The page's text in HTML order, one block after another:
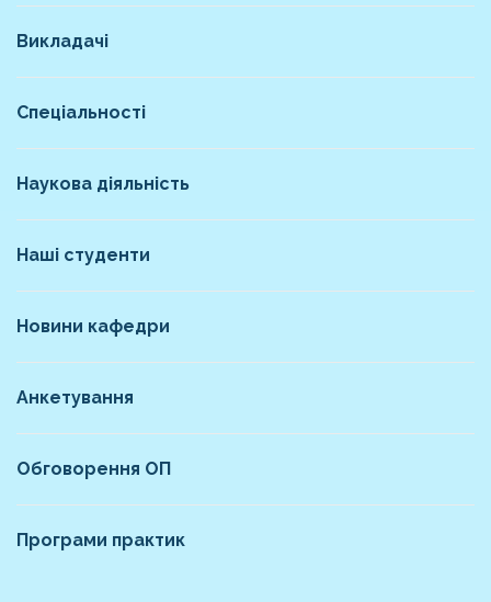
Викладачі
Спеціальності
Наукова діяльність
Наші студенти
Новини кафедри
Анкетування
Обговорення ОП
Програми практик